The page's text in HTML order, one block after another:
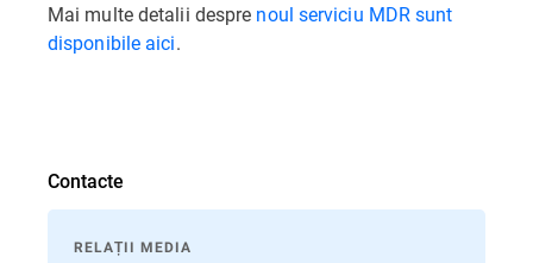
Mai multe detalii despre noul serviciu MDR sunt
disponibile aici.
Contacte
RELAȚII MEDIA